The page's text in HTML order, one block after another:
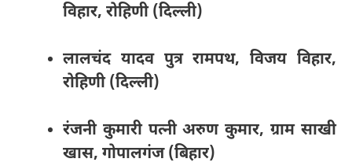
विहार, रोहिणी (दिल्ली)
लालचंद यादव पुत्र रामपथ, विजय विहार,
रोहिणी (दिल्ली)
रंजनी कुमारी पत्नी अरुण कुमार, ग्राम साखी
खास, गोपालगंज (बिहार)